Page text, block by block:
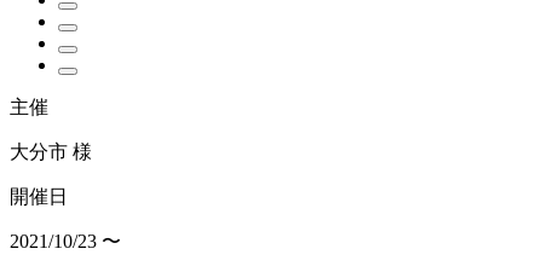
主催
大分市 様
開催日
2021/10/23 〜